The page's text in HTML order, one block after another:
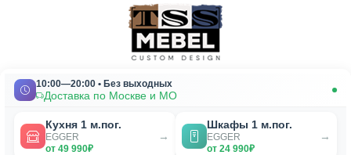
10:00—20:00 • Без выходных
Доставка по Москве и МО
Кухня 1 м.пог.
EGGER
от 49 990₽
→
Шкафы 1 м.пог.
EGGER
от 24 990₽
→